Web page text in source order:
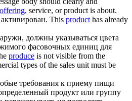
offering, service, or product is about.
This producthas already
должны указываться цвета
фасовочных единиц для
produce is not visible from the
types of the sales unit must be
требования к приему пищи
продукт или группу